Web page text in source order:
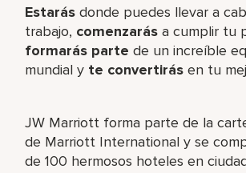
Estarás donde puedes llevar a
trabajo,​ comenzarás a cumplir tu
formarás parte de un increíble​
mundial y te convertirás en tu
JW Marriott forma parte de la
de Marriott International y se
de 100 hermosos hoteles en